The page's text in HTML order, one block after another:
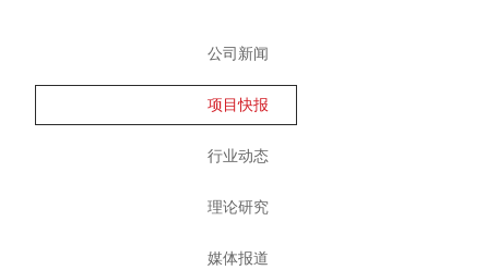
公司新闻
项目快报
行业动态
理论研究
媒体报道